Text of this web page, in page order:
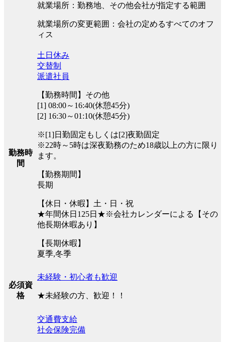
就業場所：勤務地、その他会社が指定する範囲
就業場所の変更範囲：会社の定めるすべてのオフ
ィス
勤務時
間
土日休み
交替制
派遣社員
【勤務時間】その他
[1] 08:00～16:40(休憩45分)
[2] 16:30～01:10(休憩45分)
※[1]日勤固定もしくは[2]夜勤固定
※22時～5時は深夜勤務のため18歳以上の方に限り
ます。
【勤務期間】
長期
【休日・休暇】土・日・祝
★年間休日125日★※会社カレンダーによる【その
他長期休暇あり】
【長期休暇】
夏季,冬季
必須資
格
未経験・初心者も歓迎
★未経験の方、歓迎！！
交通費支給
社会保険完備